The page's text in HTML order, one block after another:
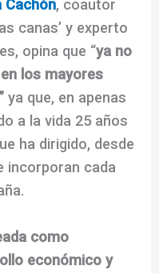
Cachón, coautor
canas’ y experto
opina que “ya no
los mayores
ya que, en apenas
a la vida 25 años
ha dirigido, desde
incorporan cada
como
económico y